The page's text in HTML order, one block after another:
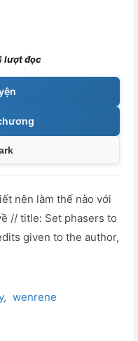
lượt đọc
nên làm thế nào với
// title: Set phasers to
given to the author,
wenrene